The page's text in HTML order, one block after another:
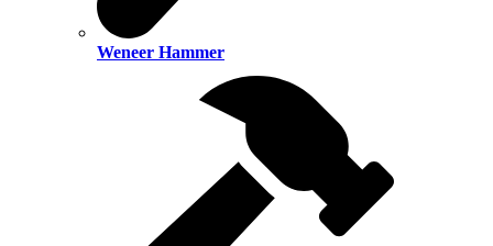
Weneer Hammer